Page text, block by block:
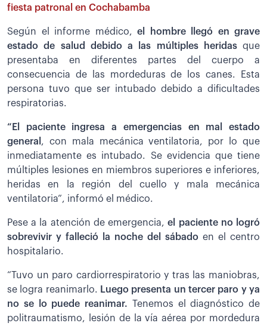
fiesta patronal en Cochabamba
Según el informe médico, el hombre llegó en grave
estado de salud debido a las múltiples heridasque
presentaba en diferentes partes del cuerpo a
consecuencia de las mordeduras de los canes. Esta
persona tuvo que ser intubado debido a dificultades
respiratorias.
“El paciente ingresa a emergencias en mal estado
general , con mala mecánica ventilatoria, por lo que
inmediatamente es intubado. Se evidencia que tiene
múltiples lesiones en miembros superiores e inferiores,
heridas en la región del cuello y mala mecánica
ventilatoria”, informó el médico.
Pese a la atención de emergencia,el paciente no logró
sobrevivir y falleció la noche del sábado en el centro
hospitalario.
“Tuvo un paro cardiorrespiratorio y tras las maniobras,
se logra reanimarlo. Luego presenta un tercer paro y ya
no se lo puede reanimar. Tenemos el diagnóstico de
politraumatismo, lesión de la vía aérea por mordedura